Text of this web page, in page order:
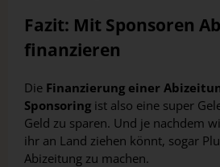
Fazit: Mit Sponsoren
finanzieren
Die Finanzierung einer
Sponsoring ist also eine super
Geld zu sparen. Und je nachdem
ihr an Land ziehen könnt, sogar
Abizeitung zu machen.